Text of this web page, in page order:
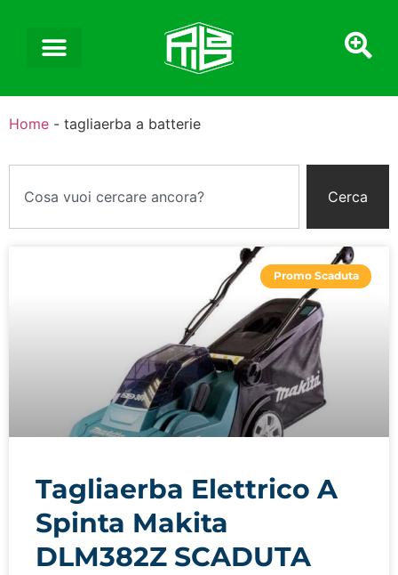
Home - tagliaerba a batterie
Cerca
Promo Scaduta
Tagliaerba Elettrico A
Spinta Makita
DLM382Z SCADUTA